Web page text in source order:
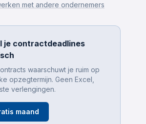
met andere ondernemers
je contractdeadlines
waarschuwt je ruim op
opzegtermijn. Geen Excel,
verlengingen.
maand